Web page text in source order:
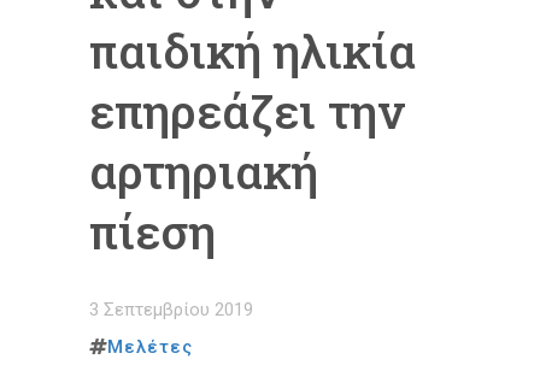
παιδική ηλικία
επηρεάζει την
αρτηριακή
πίεση
3 Σεπτεμβρίου 2019
Μελέτες